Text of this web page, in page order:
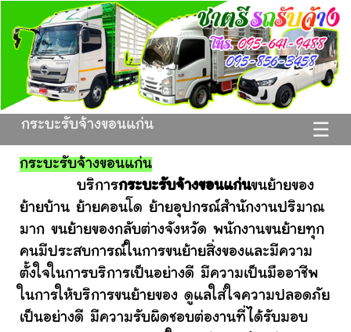
☰
กระบะรับจ้างขอนแก่น
กระบะรับจ้างขอนแก่น
บริการกระบะรับจ้างขอนแก่นขนย้ายของ
ย้ายบ้าน ย้ายคอนโด ย้ายอุปกรณ์สำนักงานปริมาณ
มาก ขนย้ายของกลับต่างจังหวัด พนักงานขนย้ายทุก
คนมีประสบการณ์ในการขนย้ายสิ่งของและมีความ
ตั้งใจในการบริการเป็นอย่างดี มีความเป็นมืออาชีพ
ในการให้บริการขนย้ายของ ดูแลใส่ใจความปลอดภัย
เป็นอย่างดี มีความรับผิดชอบต่องานที่ได้รับมอบ